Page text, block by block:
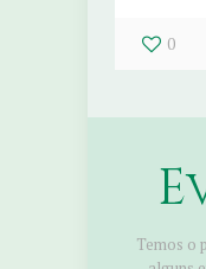
0
Temos o